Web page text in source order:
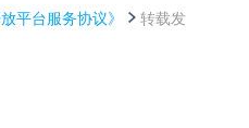
平台服务协议》
转载发